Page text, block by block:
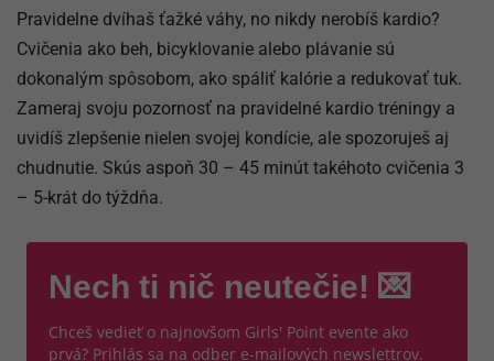
Pravidelne dvíhaš ťažké váhy, no nikdy nerobíš kardio?
Cvičenia ako beh, bicyklovanie alebo plávanie sú
dokonalým spôsobom, ako spáliť kalórie a redukovať tuk.
Zameraj svoju pozornosť na pravidelné kardio tréningy a
uvidíš zlepšenie nielen svojej kondície, ale spozoruješ aj
chudnutie. Skús aspoň 30 – 45 minút takéhoto cvičenia 3
– 5-krát do týždňa.
Nech ti nič neutečie! 💌
Chceš vedieť o najnovšom Girls' Point evente ako
prvá? Prihlás sa na odber e-mailových newslettrov.